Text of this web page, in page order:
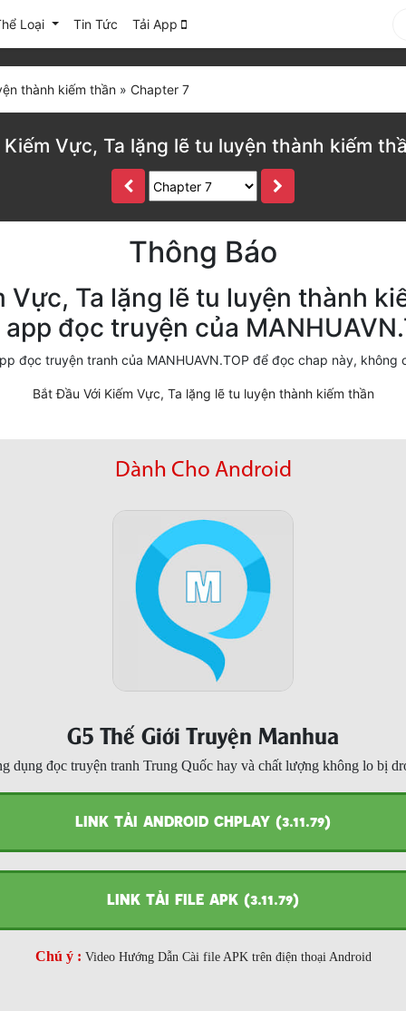
Loại Tin Tức Tải App
thành kiếm thần » Chapter 7
Vực, Ta lặng lẽ tu luyện thành kiếm
Thông Báo
Vực, Ta lặng lẽ tu luyện thành
đọc truyện của
đọc truyện tranh của MANHUAVN.TOP để đọc chap này, không
Bắt Đầu Với Kiếm Vực, Ta lặng lẽ tu luyện thành kiếm thần
Dành Cho Android
G5 Thế Giới Truyện Manhua
dụng đọc truyện tranh Trung Quốc hay và chất lượng không lo bị
LINK TẢI ANDROID CHPLAY (3.11.79)
LINK TẢI FILE APK (3.11.79)
Chú ý : Video Hướng Dẫn Cài file APK trên điện thoại Android